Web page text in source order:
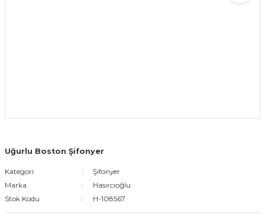
Uğurlu Boston Şifonyer
Kategori
Şifonyer
Marka
Hasırcıoğlu
Stok Kodu
H-108567